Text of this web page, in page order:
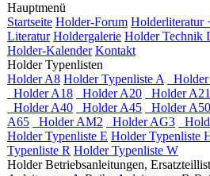
Hauptmenü
Startseite Holder-Forum Holderliteratur
Literatur Holdergalerie Holder Technik
Holder-Kalender Kontakt
Holder Typenlisten
Holder A8 Holder Typenliste A
Holder A18
Holder A20 Holder
Holder A40
Holder A45 Holder A50
A65
Holder AM2 Holder AG3
Holder Typenliste E Holder Typenliste
Typenliste R Holder Typenliste W
Holder Betriebsanleitungen,